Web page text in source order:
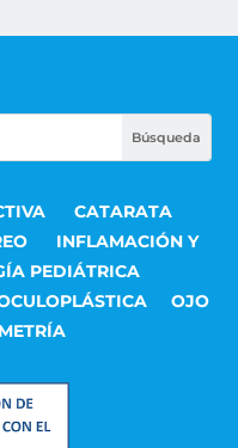
CATARATA
INFLAMACIÓN Y
PEDIÁTRICA
OJO